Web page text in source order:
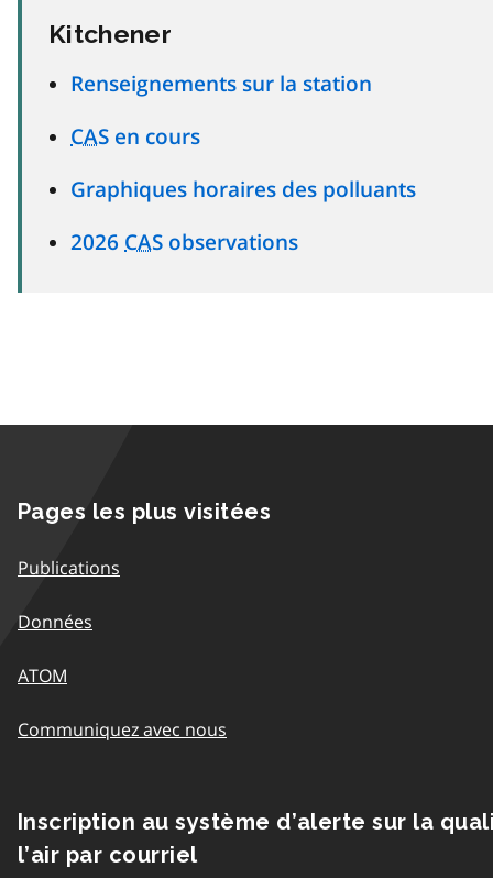
Kitchener
Renseignements sur la station
CAS en cours
Graphiques horaires des polluants
2026 CAS observations
Pages les plus visitées
Publications
Données
ATOM
Communiquez avec nous
Inscription au système d’alerte sur la
l’air par courriel